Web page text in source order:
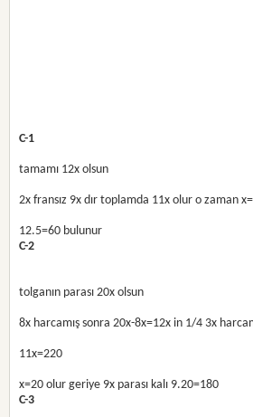
C-1
tamamı 12x olsun
2x fransız 9x dır toplamda 11x olur o zaman
12.5=60 bulunur
C-2
tolganın parası 20x olsun
8x harcamış sonra 20x-8x=12x in 1/4 3x
11x=220
x=20 olur geriye 9x parası kalı 9.20=180
C-3